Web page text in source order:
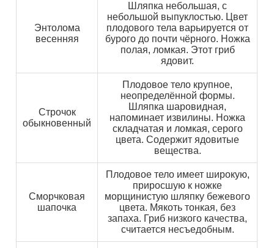
Энтолома
весенняя
Шляпка небольшая, с
небольшой выпуклостью. Цвет
плодового тела варьируется от
бурого до почти чёрного. Ножка
полая, ломкая. Этот гриб
ядовит.
Строчок
обыкновенный
Плодовое тело крупное,
неопределённой формы.
Шляпка шаровидная,
напоминает извилины. Ножка
складчатая и ломкая, серого
цвета. Содержит ядовитые
вещества.
Сморчковая
шапочка
Плодовое тело имеет широкую,
приросшую к ножке
морщинистую шляпку бежевого
цвета. Мякоть тонкая, без
запаха. Гриб низкого качества,
считается несъедобным.